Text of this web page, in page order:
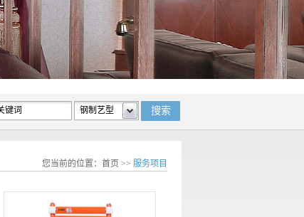
您当前的位置： 首页 >> 服务项目